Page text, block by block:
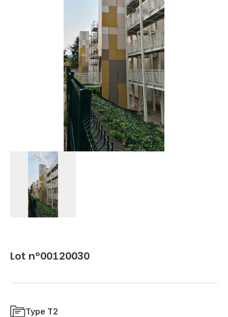
Lot n°00120030
Type T2